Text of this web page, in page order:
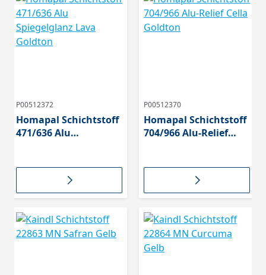
P00512372
Homapal Schichtstoff
471/636 Alu
P00512370
Homapal Schichtstoff
704/966 Alu-Relief